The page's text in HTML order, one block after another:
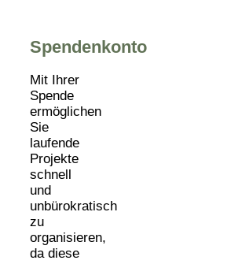
Spendenkonto
Mit Ihrer
Spende
ermöglichen
Sie
laufende
Projekte
schnell
und
unbürokratisch
zu
organisieren,
da diese